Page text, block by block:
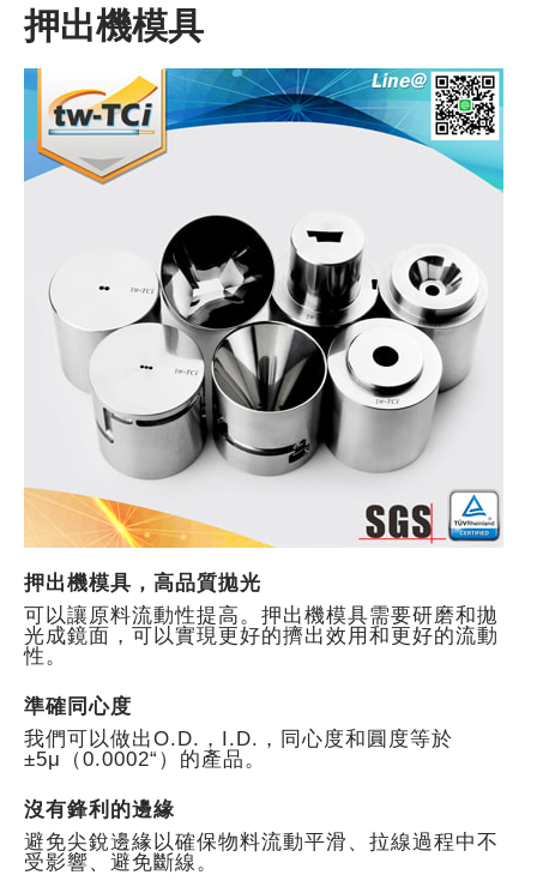
押出機模具
押出機模具，高品質拋光
可以讓原料流動性提高。押出機模具需要研磨和拋
光成鏡面，可以實現更好的擠出效用和更好的流動
性。
準確同心度
我們可以做出O.D.，I.D.，同心度和圓度等於
±5μ（0.0002“）的產品。
沒有鋒利的邊緣
避免尖銳邊緣以確保物料流動平滑、拉線過程中不
受影響、避免斷線。